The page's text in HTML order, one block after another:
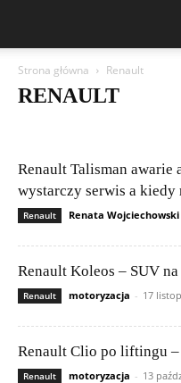
Strona główna Renault
RENAULT
Honda
Hyundai Jeep
Mazda
Mercedes-Benz
Porsche
Publikacje czytelników
Subaru
Suzuki Tesla
Renault Talisman
wystarczy serwis a kiedy
Renault Renata Wojciechowski
Renault Koleos – SUV
Renault motoryzacja - 17
Renault Clio po liftingu –
Renault motoryzacja - 13